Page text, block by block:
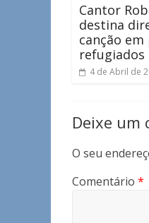
Cantor
destina
canção
refugiados
4 de Abril de
Deixe um
O seu
Comentário *